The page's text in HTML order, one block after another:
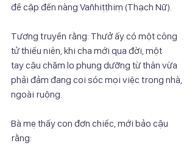
đề cập đến nàng Vañhiṭṭhiṃ (Thạch Nữ).
Tương truyền rằng: Thưở ấy có một công
tử thiếu niên, khi cha mới qua đời, một
tay cậu chăm lo phụng dưỡng từ thân vừa
phải đảm đang coi sóc mọi việc trong nhà,
ngoài ruộng.
Bà mẹ thấy con đơn chiếc, mới bảo cậu
rằng: